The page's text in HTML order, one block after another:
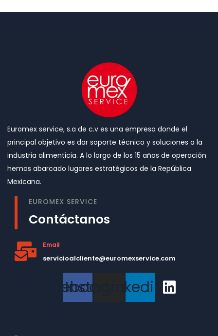
Euromex service, s.a de c.v es una empresa donde el
principal objetivo es dar soporte técnico y soluciones a la
industria alimenticia. A lo largo de los 15 años de operación
hemos abarcado lugares estratégicos de la República
Mexicana.
EUROMEX SERVICE
Contáctanos
Email
servicioalcliente@euromexservice.com
Facebook
Instagram
Linkedin